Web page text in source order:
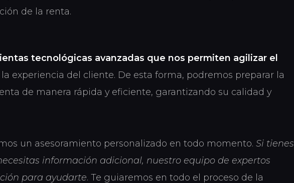
de la renta.
tecnológicas avanzadas que nos permiten agilizar el
experiencia del cliente. De esta forma, podremos preparar la
de manera rápida y eficiente, garantizando su calidad y
un asesoramiento personalizado en todo momento. Si tienes
información adicional, nuestro equipo de expertos
para ayudarte. Te guiaremos en todo el proceso de la